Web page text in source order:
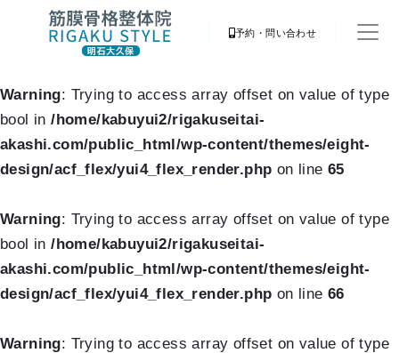
予約・問い合わせ
Warning: Trying to access array offset on value of type
bool in/home/kabuyui2/rigakuseitai-
akashi.com/public_html/wp-content/themes/eight-
design/acf_flex/yui4_flex_render.php on line65
Warning: Trying to access array offset on value of type
bool in/home/kabuyui2/rigakuseitai-
akashi.com/public_html/wp-content/themes/eight-
design/acf_flex/yui4_flex_render.php on line66
Warning: Trying to access array offset on value of type